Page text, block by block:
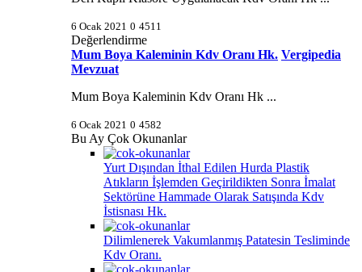
6 Ocak 2021 0 4511
Değerlendirme
Mum Boya Kaleminin Kdv Oranı Hk. Vergipedia
Mevzuat
Mum Boya Kaleminin Kdv Oranı Hk ...
6 Ocak 2021 0 4582
Bu Ay Çok Okunanlar
Yurt Dışından İthal Edilen Hurda Plastik
Atıkların İşlemden Geçirildikten Sonra İmalat
Sektörüne Hammade Olarak Satışında Kdv
İstisnası Hk.
Dilimlenerek Vakumlanmış Patatesin Tesliminde
Kdv Oranı.